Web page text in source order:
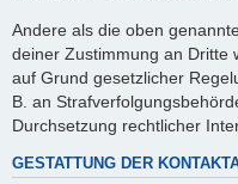
Andere als die oben
deiner Zustimmung an Dritte
auf Grund gesetzlicher
B. an
Durchsetzung rechtlicher
GESTATTUNG DER